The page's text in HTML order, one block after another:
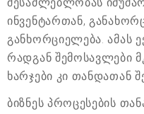
შესაძლებლობას
ინვენტართან,
განხორციელება. ამას
რადგან შემოსავლები
ხარჯები კი თანდათან
ბიზნეს პროცესების